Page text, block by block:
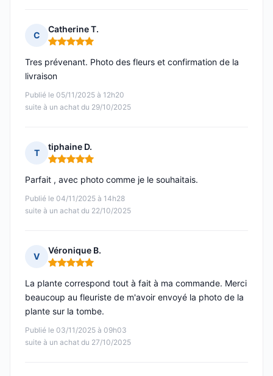
C
Catherine T.
Note : 5 sur 5
Publié le 05/11/2025 à 12h20
suite à un achat du 29/10/2025
Tres prévenant. Photo des fleurs et confirmation de la
livraison
T
tiphaine D.
Note : 5 sur 5
Publié le 04/11/2025 à 14h28
suite à un achat du 22/10/2025
Parfait , avec photo comme je le souhaitais.
V
Véronique B.
Note : 5 sur 5
Publié le 03/11/2025 à 09h03
suite à un achat du 27/10/2025
La plante correspond tout à fait à ma commande. Merci
beaucoup au fleuriste de m'avoir envoyé la photo de la
plante sur la tombe.